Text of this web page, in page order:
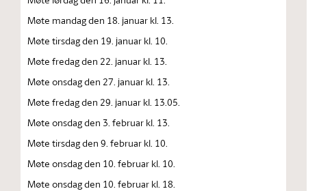
Møte mandag den 18. januar kl. 13.
Møte tirsdag den 19. januar kl. 10.
Møte fredag den 22. januar kl. 13.
Møte onsdag den 27. januar kl. 13.
Møte fredag den 29. januar kl. 13.05.
Møte onsdag den 3. februar kl. 13.
Møte tirsdag den 9. februar kl. 10.
Møte onsdag den 10. februar kl. 10.
Møte onsdag den 10. februar kl. 18.